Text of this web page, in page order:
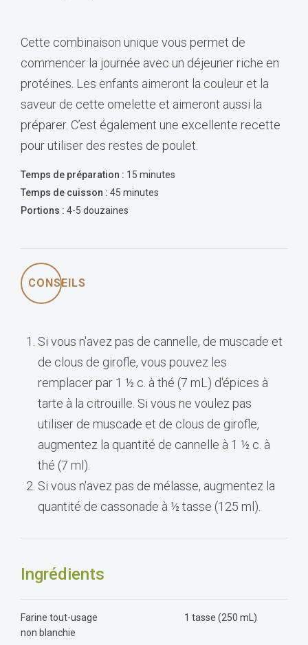
Cette combinaison unique vous permet de
commencer la journée avec un déjeuner riche en
protéines. Les enfants aimeront la couleur et la
saveur de cette omelette et aimeront aussi la
préparer. C’est également une excellente recette
pour utiliser des restes de poulet.
Temps de préparation : 15 minutes
Temps de cuisson : 45 minutes
Portions : 4-5 douzaines
CONSEILS
Si vous n'avez pas de cannelle, de muscade et
de clous de girofle, vous pouvez les
remplacer par 1 ½ c. à thé (7 mL) d'épices à
tarte à la citrouille. Si vous ne voulez pas
utiliser de muscade et de clous de girofle,
augmentez la quantité de cannelle à 1 ½ c. à
thé (7 ml).
Si vous n'avez pas de mélasse, augmentez la
quantité de cassonade à ½ tasse (125 ml).
Ingrédients
Farine tout-usage
non blanchie
1 tasse (250 mL)